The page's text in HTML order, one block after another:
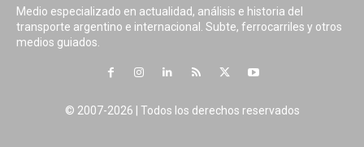
Medio especializado en actualidad, análisis e historia del
transporte argentino e internacional. Subte, ferrocarriles y otros
medios guiados.
© 2007-2026 | Todos los derechos reservados